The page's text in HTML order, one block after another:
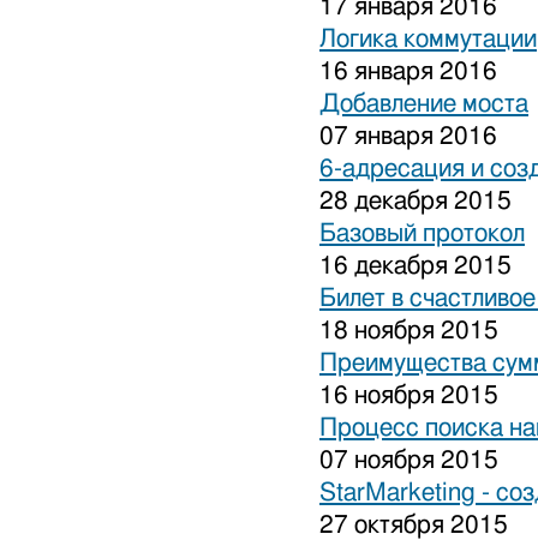
17 января 2016
Логика коммутации
16 января 2016
Добавление моста
07 января 2016
6-адресация и
28 декабря 2015
Базовый протокол
16 декабря 2015
Билет в
18 ноября 2015
Преимущества
16 ноября 2015
Процесс поиска
07 ноября 2015
StarMarketing -
27 октября 2015